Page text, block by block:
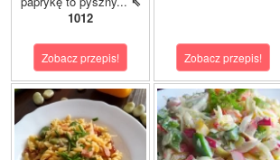
1012
Zobacz przepis! Zobacz przepis!